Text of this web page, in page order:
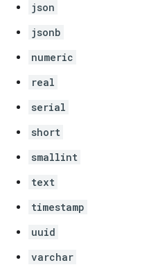
json
jsonb
numeric
real
serial
short
smallint
text
timestamp
uuid
varchar